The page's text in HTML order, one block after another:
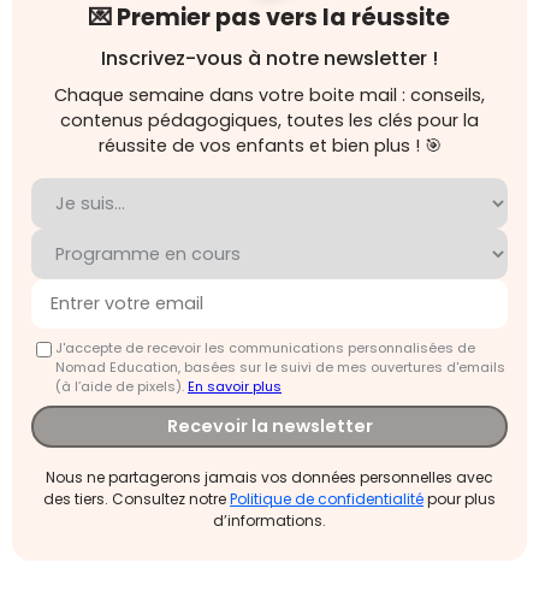
💌 Premier pas vers la réussite
Inscrivez-vous à notre newsletter !
Chaque semaine dans votre boite mail : conseils,
contenus pédagogiques, toutes les clés pour la
réussite de vos enfants et bien plus ! 🎯
J'accepte de recevoir les communications personnalisées de
Nomad Education, basées sur le suivi de mes ouvertures d'emails
(à l’aide de pixels).En savoir plus
Recevoir la newsletter
Nous ne partagerons jamais vos données personnelles avec
des tiers. Consultez notrePolitique de confidentialitépour plus
d’informations.